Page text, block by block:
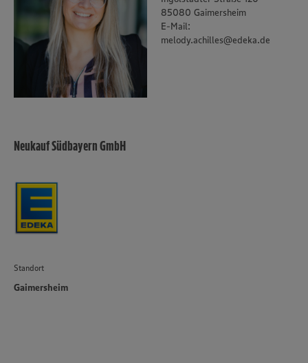
unseren Datenschutzhinweisen sowie in unserer Cookie
Policy unter den Stichworten „YouTube” und „Vimeo”.
85080 Gaimersheim
E-Mail:
melody.achilles@edeka.de
Neukauf Südbayern GmbH
Standort
Gaimersheim